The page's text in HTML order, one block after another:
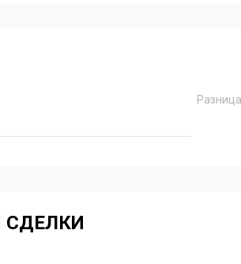
Разница
СДЕЛКИ